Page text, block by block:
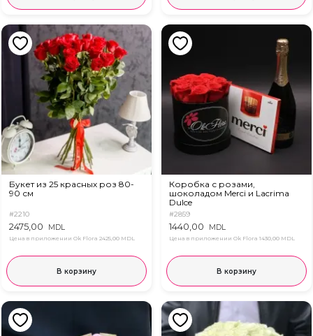
Букет из 25 красных роз 80-
90 см
#2210
2475,00 MDL
Цена в приложении Ok Flora 2425,00 MDL
В корзину
Коробка с розами,
шоколадом Merci и Lacrima
Dulce
#2859
1440,00 MDL
Цена в приложении Ok Flora 1430,00 MDL
В корзину